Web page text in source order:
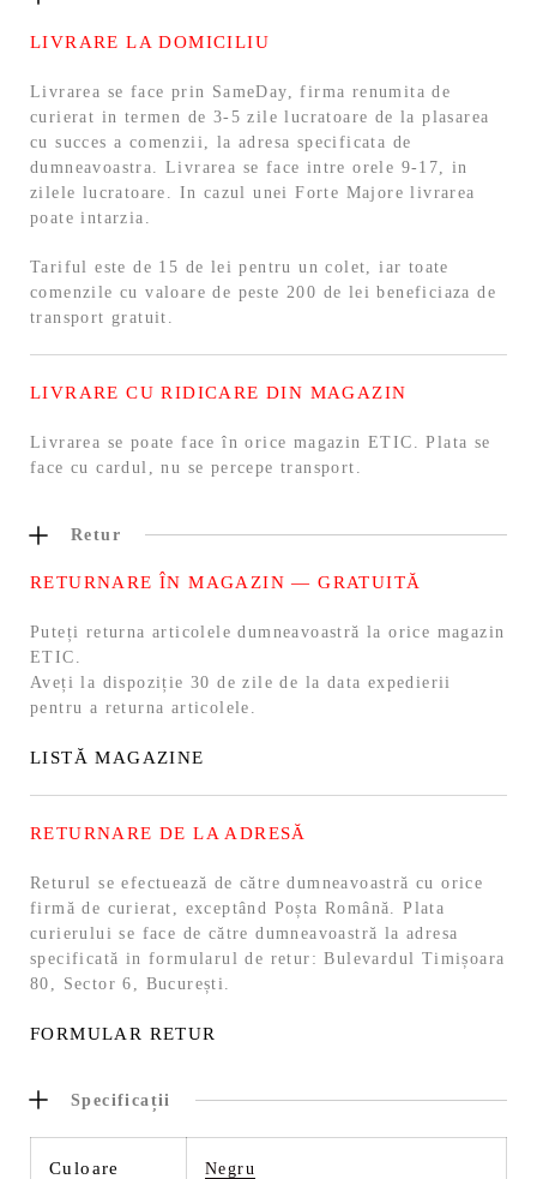
LIVRARE LA DOMICILIU
Livrarea se face prin SameDay, firma renumita de
curierat in termen de 3-5 zile lucratoare de la plasarea
cu succes a comenzii, la adresa specificata de
dumneavoastra. Livrarea se face intre orele 9-17, in
zilele lucratoare. In cazul unei Forte Majore livrarea
poate intarzia.
Tariful este de 15 de lei pentru un colet, iar toate
comenzile cu valoare de peste 200 de lei beneficiaza de
transport gratuit.
LIVRARE CU RIDICARE DIN MAGAZIN
Livrarea se poate face în orice magazin ETIC. Plata se
face cu cardul, nu se percepe transport.
Retur
RETURNARE ÎN MAGAZIN — GRATUITĂ
Puteți returna articolele dumneavoastră la orice magazin
ETIC.
Aveți la dispoziție 30 de zile de la data expedierii
pentru a returna articolele.
LISTĂ MAGAZINE
RETURNARE DE LA ADRESĂ
Returul se efectuează de către dumneavoastră cu orice
firmă de curierat, exceptând Poșta Română. Plata
curierului se face de către dumneavoastră la adresa
specificată in formularul de retur: Bulevardul Timișoara
80, Sector 6, București.
FORMULAR RETUR
Specificații
Culoare Negru